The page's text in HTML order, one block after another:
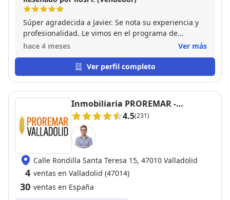
Súper agradecida a Javier. Se nota su experiencia y
profesionalidad. Le vimos en el programa de
televisión en la8 y nos encantó . Nos valoró el piso y
hacer nada. Siempre agradecidos por su ayuda
profesional y personal. Nos alegra muchísimo todo
hace 4 meses Ver más
Ver perfil completo
Inmobiliaria PROREMAR -
VALLADOLID4.5(231)
Calle Rondilla Santa Teresa 15, 47010 Valladolid
4 ventas en Valladolid (47014)
30 ventas en España